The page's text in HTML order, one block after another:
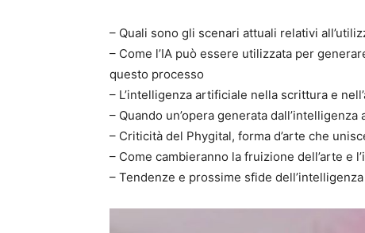
– Quali sono gli scenari attuali relativi
– Come l’IA può essere utilizzata per
questo processo
– L’intelligenza artificiale nella scrittura e
– Quando un’opera generata
– Criticità del Phygital, forma d’arte che
– Come cambieranno la fruizione dell’arte e
– Tendenze e prossime sfide